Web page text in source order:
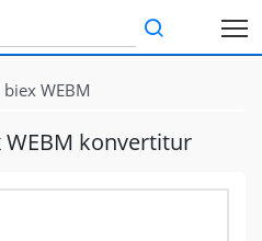
biex WEBM
WEBM konvertitur